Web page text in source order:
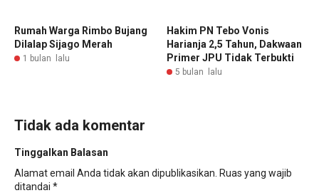
Rumah Warga Rimbo Bujang
Dilalap Sijago Merah
1 bulan lalu
Hakim PN Tebo Vonis
Harianja 2,5 Tahun, Dakwaan
Primer JPU Tidak Terbukti
5 bulan lalu
Tidak ada komentar
Tinggalkan Balasan
Alamat email Anda tidak akan dipublikasikan. Ruas yang wajib
ditandai *